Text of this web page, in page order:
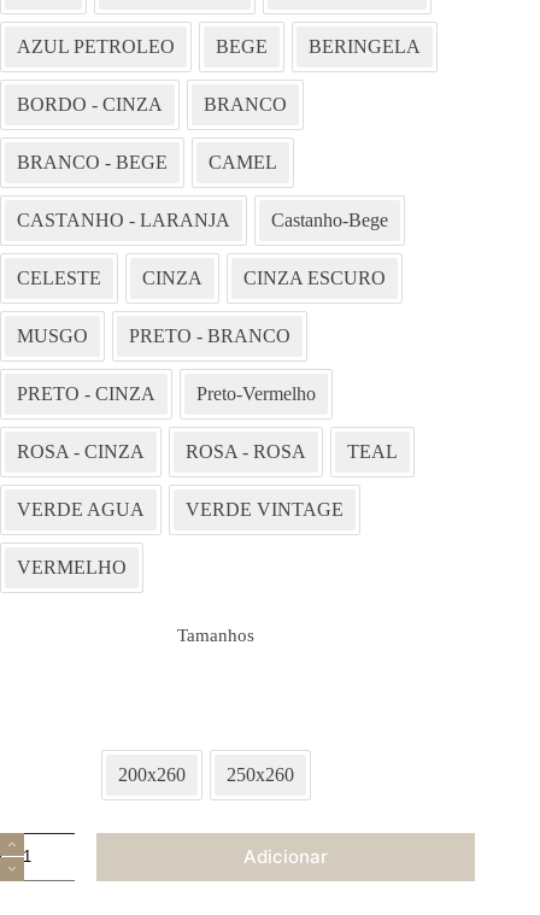
AZUL PETROLEO BEGE BERINGELA
BORDO - CINZA BRANCO
BRANCO - BEGE CAMEL
CASTANHO - LARANJA Castanho-Bege
CELESTE CINZA CINZA ESCURO
MUSGO PRETO - BRANCO
PRETO - CINZA Preto-Vermelho
ROSA - CINZA ROSA - ROSA TEAL
VERDE AGUA VERDE VINTAGE
VERMELHO
Tamanhos
200x260 250x260
Quantidade
de
Edredon
Adicionar